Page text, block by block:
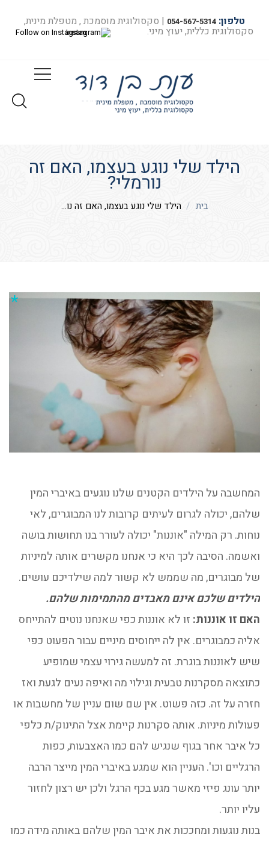
טלפון: 054-567-5314 | סקסולוגית מוסמכת , מטפלת מינית,
סקסולוגית כללית, יעוץ מיני. Follow on Instagram
הילד שלי נוגע בעצמו, האם זה
נורמלי?
בית הילד שלי נוגע בעצמו, האם זה נו...
המחשבה על הילדים הקטנים שלנו נוגעים באיברי המין
שלהם, יכולה לגרום לעיתים קרובות לנו המבוגרים, לאי
נוחות. רק המילה "אוננות" יכולה לעורר בנו תחושות בושה
ואשמה. הסיבה לכך היא כי אנחנו מקשרים אותה למיניות
של מבוגרים, מה שממש לא קשור למה שילדיכם עושים.
הילדים שלכם אינם מאבדים מהתמימות שלהם.
האם זו אוננות: זו לא אוננות כפי שאנחנו נוטים להתייחס
אליה כמבוגרים. אין לה ייחוסים מיניים עבור הפעוט כפי
שיש לאוננות בוגרת. זה למעשה גירוי עצמי שמופיע
כתוצאה מסקרנות טבעית וגילוי מה ואיפה נעים לגעת ואז
חזרה על זה. כזה פשוט. אין שם שום עניין של מחשבות או
פעולות מיניות. אותה סקרנות קיימת אצל התינוק/ת כלפי
כל איבר אחר בגוף שנגיש להם כמו האצבעות, כפות
הרגליים וכו'. העניין הוא שמגע באיברי המין מייצר הרבה
יותר עונג פיזי מאשר מגע בכף הרגל ולכן יש רצון לחזור
עליו יותר.
בנות נוגעות ומחככות את איבר המין שלהם באותה מידה כמו